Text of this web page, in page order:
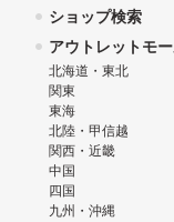
ショップ検索
アウトレットモ
北海道・東北
関東
東海
北陸・甲信越
関西・近畿
中国
四国
九州・沖縄